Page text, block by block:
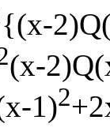
{(x-
(x-
1)2